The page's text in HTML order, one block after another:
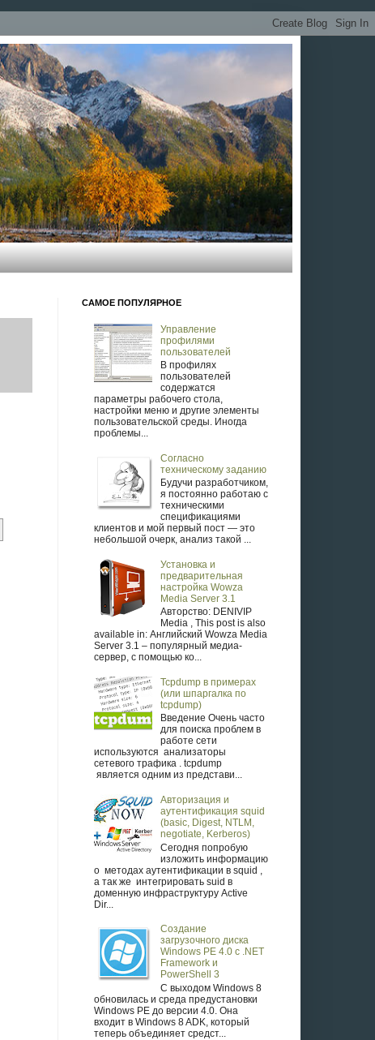
и Windows (но не только). Цель -
целиком или
мне не принадлежит, чукча не
прохождения некоторых квестов.
САМОЕ ПОПУЛЯРНОЕ
Управление
профилями
пользователей
В профилях
пользователей
содержатся
параметры рабочего стола,
настройки меню и другие элементы
пользовательской среды. Иногда
проблемы...
Согласно
техническому заданию
Будучи разработчиком,
я постоянно работаю с
техническими
спецификациями
клиентов и мой первый пост — это
небольшой очерк, анализ такой ...
Установка и
предварительная
настройка Wowza
Media Server 3.1
Авторство: DENIVIP
Media , This post is also
available in: Английский Wowza Media
Server 3.1 – популярный медиа-
сервер, с помощью ко...
Tcpdump в примерах
(или шпаргалка по
tcpdump)
Введение Очень часто
для поиска проблем в
работе сети
используются анализаторы
сетевого трафика . tcpdump
является одним из представи...
Авторизация и
аутентификация squid
(basic, Digest, NTLM,
negotiate, Kerberos)
Сегодня попробую
изложить информацию
о методах аутентификации в squid ,
а так же интегрировать suid в
доменную инфраструктуру Active
Dir...
Создание
загрузочного диска
Windows PE 4.0 с .NET
Framework и
PowerShell 3
С выходом Windows 8
обновилась и среда предустановки
Windows PE до версии 4.0. Она
входит в Windows 8 ADK, который
теперь объединяет средст...